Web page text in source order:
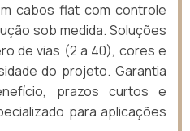
cabos flat com controle
sob medida. Soluções
de vias (2 a 40), cores e
do projeto. Garantia
prazos curtos e
para aplicações